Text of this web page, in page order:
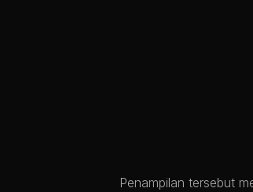
Penampilan tersebut